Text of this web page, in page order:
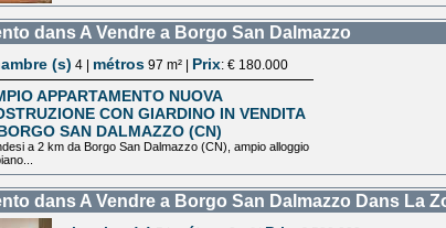
dans A Vendre a Borgo San Dalmazzo
(s) 4 | métros 97 m² | Prix: € 180.000
APPARTAMENTO NUOVA
CON GIARDINO IN VENDITA
SAN DALMAZZO (CN)
a 2 km da Borgo San Dalmazzo (CN), ampio alloggio
dans A Vendre a Borgo San Dalmazzo Dans La